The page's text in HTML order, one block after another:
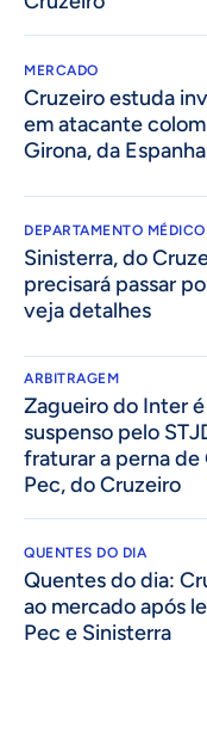
MERCADO
Cruzeiro estuda
em atacante
Girona, da Espanha
DEPARTAMENTO MÉDICO
Sinisterra, do
precisará passar
veja detalhes
ARBITRAGEM
Zagueiro do Inter é
suspenso pelo
fraturar a perna de
Pec, do Cruzeiro
QUENTES DO DIA
Quentes do dia:
ao mercado após
Pec e Sinisterra